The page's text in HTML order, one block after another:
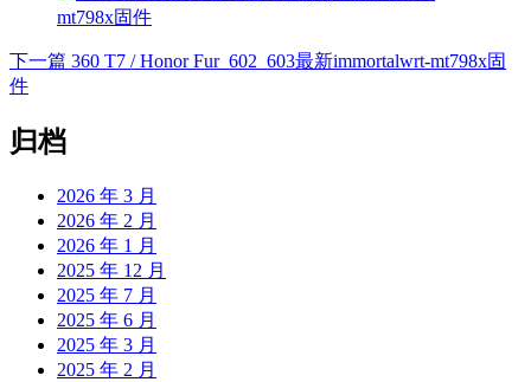
下一篇 360 T7 / Honor Fur_602_603最新immortalwrt-mt798x固
件
归档
2026 年 3 月
2026 年 2 月
2026 年 1 月
2025 年 12 月
2025 年 7 月
2025 年 6 月
2025 年 3 月
2025 年 2 月